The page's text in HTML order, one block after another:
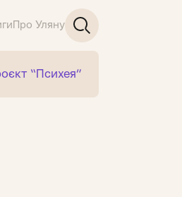
Про Уляну
“Психея”